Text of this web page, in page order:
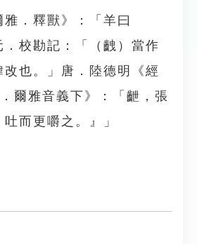
．釋獸》：「羊曰
校勘記：「（齥）當作
也。」唐．陸德明《經
爾雅音義下》：「齛，張
而更嚼之。』」